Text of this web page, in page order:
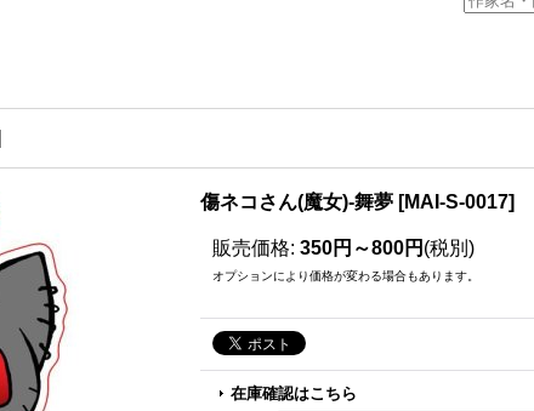
傷ネコさん(魔女)-舞夢 [MAI-S-0017]
販売価格: 350円～800円 (税別)
オプションにより価格が変わる場合もあります。
在庫確認はこちら